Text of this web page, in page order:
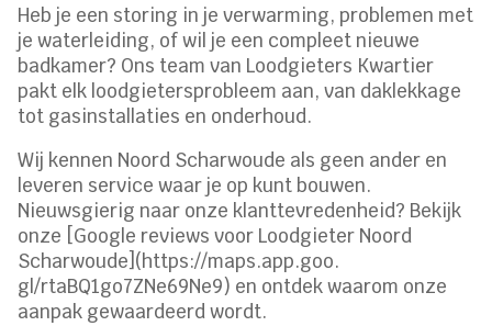
Heb je een storing in je verwarming, problemen met
je waterleiding, of wil je een compleet nieuwe
badkamer? Ons team van Loodgieters Kwartier
pakt elk loodgietersprobleem aan, van daklekkage
tot gasinstallaties en onderhoud.​
Wij kennen Noord Scharwoude als geen ander en
leveren service waar je op kunt bouwen.​
Nieuwsgierig naar onze klanttevredenheid? Bekijk
onze [Google reviews voor Loodgieter Noord
Scharwoude](https://maps.​app.​goo.​
gl/rtaBQ1go7ZNe69Ne9) en ontdek waarom onze
aanpak gewaardeerd wordt.​